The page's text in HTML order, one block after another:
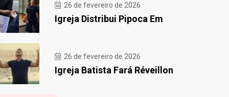
26 de fevereiro de 2026
Igreja Distribui Pipoca Em
26 de fevereiro de 2026
Igreja Batista Fará Réveillon